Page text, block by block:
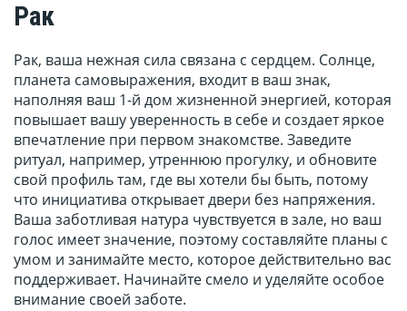
Рак
Рак, ваша нежная сила связана с сердцем. Солнце,
планета самовыражения, входит в ваш знак,
наполняя ваш 1-й дом жизненной энергией, которая
повышает вашу уверенность в себе и создает яркое
впечатление при первом знакомстве. Заведите
ритуал, например, утреннюю прогулку, и обновите
свой профиль там, где вы хотели бы быть, потому
что инициатива открывает двери без напряжения.
Ваша заботливая натура чувствуется в зале, но ваш
голос имеет значение, поэтому составляйте планы с
умом и занимайте место, которое действительно вас
поддерживает. Начинайте смело и уделяйте особое
внимание своей заботе.